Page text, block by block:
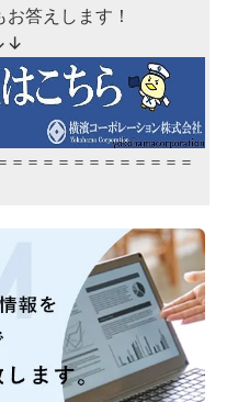
答えします！
＝＝＝＝＝＝＝＝＝＝＝＝